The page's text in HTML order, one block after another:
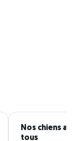
Nos chiens
tous